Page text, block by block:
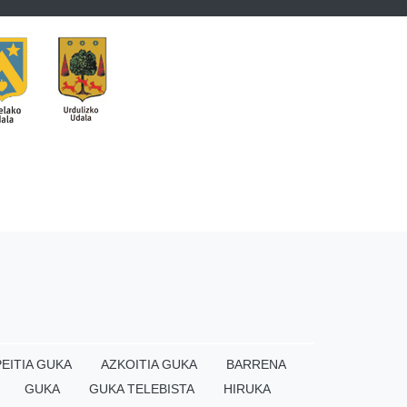
GUKA AZKOITIA GUKA
BARRENA
GUKA
GUKA TELEBISTA
HIRUKA